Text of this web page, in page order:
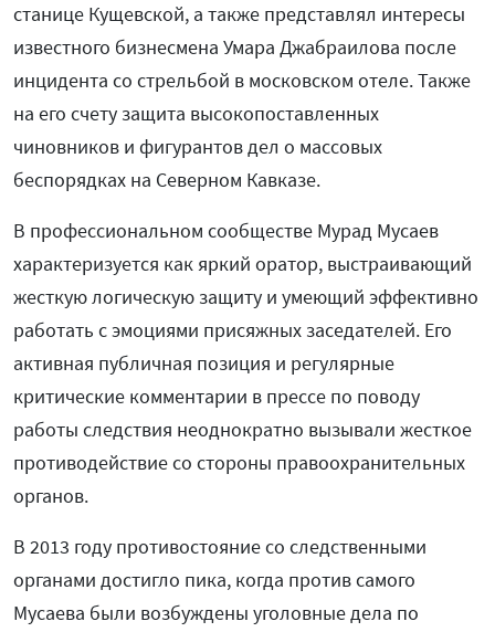
станице Кущевской, а также представлял интересы
известного бизнесмена Умара Джабраилова после
инцидента со стрельбой в московском отеле. Также
на его счету защита высокопоставленных
чиновников и фигурантов дел о массовых
беспорядках на Северном Кавказе.
В профессиональном сообществе Мурад Мусаев
характеризуется как яркий оратор, выстраивающий
жесткую логическую защиту и умеющий эффективно
работать с эмоциями присяжных заседателей. Его
активная публичная позиция и регулярные
критические комментарии в прессе по поводу
работы следствия неоднократно вызывали жесткое
противодействие со стороны правоохранительных
органов.
В 2013 году противостояние со следственными
органами достигло пика, когда против самого
Мусаева были возбуждены уголовные дела по